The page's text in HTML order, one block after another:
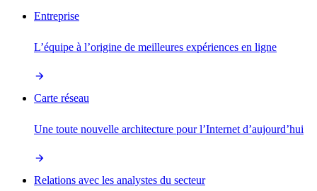
Entreprise
L’équipe à l’origine de meilleures expériences en ligne
Carte réseau
Une toute nouvelle architecture pour l’Internet d’aujourd’hui
Relations avec les analystes du secteur